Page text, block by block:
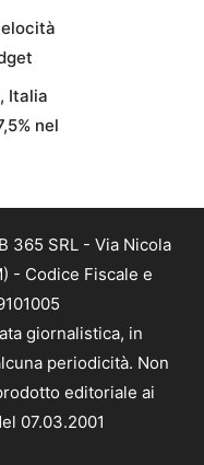
Italia
nel
365 SRL - Via Nicola
- Codice Fiscale e
giornalistica, in
periodicità. Non
editoriale ai
07.03.2001